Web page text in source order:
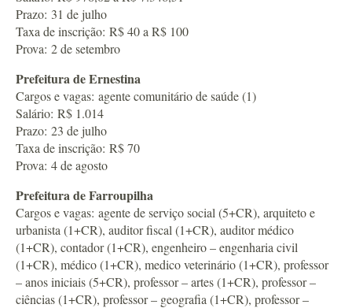
Prazo: 31 de julho
Taxa de inscrição: R$ 40 a R$ 100
Prova: 2 de setembro
Prefeitura de Ernestina
Cargos e vagas: agente comunitário de saúde (1)
Salário: R$ 1.014
Prazo: 23 de julho
Taxa de inscrição: R$ 70
Prova: 4 de agosto
Prefeitura de Farroupilha
Cargos e vagas: agente de serviço social (5+CR), arquiteto e
urbanista (1+CR), auditor fiscal (1+CR), auditor médico
(1+CR), contador (1+CR), engenheiro – engenharia civil
(1+CR), médico (1+CR), medico veterinário (1+CR), professor
– anos iniciais (5+CR), professor – artes (1+CR), professor –
ciências (1+CR), professor – geografia (1+CR), professor –